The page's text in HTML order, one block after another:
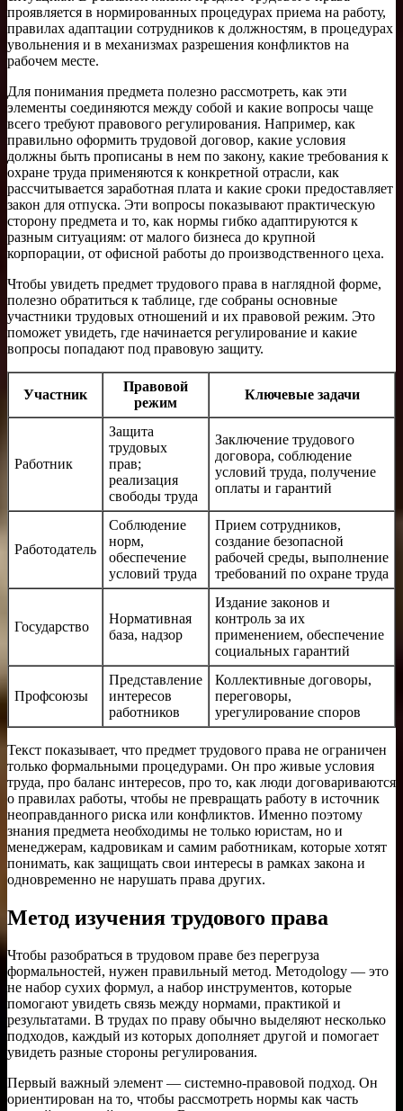
проявляется в нормированных процедурах приема на работу,
правилах адаптации сотрудников к должностям, в процедурах
увольнения и в механизмах разрешения конфликтов на
рабочем месте.
Для понимания предмета полезно рассмотреть, как эти
элементы соединяются между собой и какие вопросы чаще
всего требуют правового регулирования. Например, как
правильно оформить трудовой договор, какие условия
должны быть прописаны в нем по закону, какие требования к
охране труда применяются к конкретной отрасли, как
рассчитывается заработная плата и какие сроки предоставляет
закон для отпуска. Эти вопросы показывают практическую
сторону предмета и то, как нормы гибко адаптируются к
разным ситуациям: от малого бизнеса до крупной
корпорации, от офисной работы до производственного цеха.
Чтобы увидеть предмет трудового права в наглядной форме,
полезно обратиться к таблице, где собраны основные
участники трудовых отношений и их правовой режим. Это
поможет увидеть, где начинается регулирование и какие
вопросы попадают под правовую защиту.
Участник
Правовой
режим
Ключевые задачи
Работник
Защита
трудовых
прав;
реализация
свободы труда
Заключение трудового
договора, соблюдение
условий труда, получение
оплаты и гарантий
Работодатель
Соблюдение
норм,
обеспечение
условий труда
Прием сотрудников,
создание безопасной
рабочей среды, выполнение
требований по охране труда
Государство
Нормативная
база, надзор
Издание законов и
контроль за их
применением, обеспечение
социальных гарантий
Профсоюзы
Представление
интересов
работников
Коллективные договоры,
переговоры,
урегулирование споров
Текст показывает, что предмет трудового права не ограничен
только формальными процедурами. Он про живые условия
труда, про баланс интересов, про то, как люди договариваются
о правилах работы, чтобы не превращать работу в источник
неоправданного риска или конфликтов. Именно поэтому
знания предмета необходимы не только юристам, но и
менеджерам, кадровикам и самим работникам, которые хотят
понимать, как защищать свои интересы в рамках закона и
одновременно не нарушать права других.
Метод изучения трудового права
Чтобы разобраться в трудовом праве без перегруза
формальностей, нужен правильный метод. Методology — это
не набор сухих формул, а набор инструментов, которые
помогают увидеть связь между нормами, практикой и
результатами. В трудах по праву обычно выделяют несколько
подходов, каждый из которых дополняет другой и помогает
увидеть разные стороны регулирования.
Первый важный элемент — системно-правовой подход. Он
ориентирован на то, чтобы рассмотреть нормы как часть